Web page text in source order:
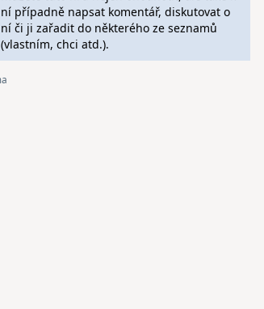
ní případně napsat komentář, diskutovat o
ní či ji zařadit do některého ze seznamů
(vlastním, chci atd.).